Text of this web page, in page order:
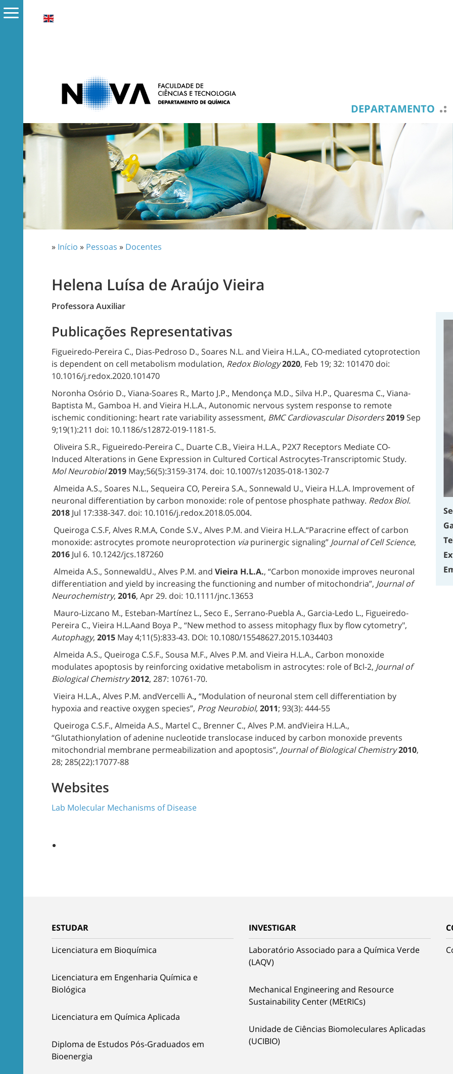
DEPARTAMENTO
» Início » Pessoas » Docentes
Helena Luísa de Araújo Vieira
Professora Auxiliar
Publicações Representativas
Figueiredo-Pereira C., Dias-Pedroso D., Soares N.L. and Vieira H.L.A., CO-mediated cytoprotection
is dependent on cell metabolism modulation, Redox Biology2020, Feb 19; 32: 101470 doi:
10.1016/j.redox.2020.101470
Noronha Osório D., Viana-Soares R., Marto J.P., Mendonça M.D., Silva H.P., Quaresma C., Viana-
Baptista M., Gamboa H. and Vieira H.L.A., Autonomic nervous system response to remote
ischemic conditioning: heart rate variability assessment, BMC Cardiovascular Disorders2019 Sep
9;19(1):211 doi: 10.1186/s12872-019-1181-5.
Oliveira S.R., Figueiredo-Pereira C., Duarte C.B., Vieira H.L.A., P2X7 Receptors Mediate CO-
Induced Alterations in Gene Expression in Cultured Cortical Astrocytes-Transcriptomic Study.
Mol Neurobiol2019 May;56(5):3159-3174. doi: 10.1007/s12035-018-1302-7
Almeida A.S., Soares N.L., Sequeira CO, Pereira S.A., Sonnewald U., Vieira H.L.A. Improvement of
neuronal differentiation by carbon monoxide: role of pentose phosphate pathway. Redox Biol.
2018 Jul 17:338-347. doi: 10.1016/j.redox.2018.05.004.
Queiroga C.S.F, Alves R.M.A, Conde S.V., Alves P.M. and Vieira H.L.A.“Paracrine effect of carbon
monoxide: astrocytes promote neuroprotection viapurinergic signaling” Journal of Cell Science,
2016 Jul 6. 10.1242/jcs.187260
Almeida A.S., SonnewaldU., Alves P.M. and Vieira H.L.A., “Carbon monoxide improves neuronal
differentiation and yield by increasing the functioning and number of mitochondria”, Journal of
Neurochemistry, 2016, Apr 29. doi: 10.1111/jnc.13653
Mauro-Lizcano M., Esteban-Martínez L., Seco E., Serrano-Puebla A., Garcia-Ledo L., Figueiredo-
Pereira C., Vieira H.L.Aand Boya P., “New method to assess mitophagy flux by flow cytometry",
Autophagy, 2015 May 4;11(5):833-43. DOI: 10.1080/15548627.2015.1034403
Almeida A.S., Queiroga C.S.F., Sousa M.F., Alves P.M. and Vieira H.L.A., Carbon monoxide
modulates apoptosis by reinforcing oxidative metabolism in astrocytes: role of Bcl-2, Journal of
Biological Chemistry2012, 287: 10761-70.
Vieira H.L.A., Alves P.M. andVercelli A., “Modulation of neuronal stem cell differentiation by
hypoxia and reactive oxygen species”, Prog Neurobiol,2011; 93(3): 444-55
Queiroga C.S.F., Almeida A.S., Martel C., Brenner C., Alves P.M. andVieira H.L.A.,
“Glutathionylation of adenine nucleotide translocase induced by carbon monoxide prevents
mitochondrial membrane permeabilization and apoptosis”, Journal of Biological Chemistry2010,
28; 285(22):17077-88
Websites
Lab Molecular Mechanisms of Disease
ESTUDAR
Licenciatura em Bioquímica
Licenciatura em Engenharia Química e
Biológica
Licenciatura em Química Aplicada
Diploma de Estudos Pós-Graduados em
Bioenergia
INVESTIGAR
Laboratório Associado para a Química Verde
(LAQV)
Mechanical Engineering and Resource
Sustainability Center (MEtRICs)
Unidade de Ciências Biomoleculares Aplicadas
(UCIBIO)